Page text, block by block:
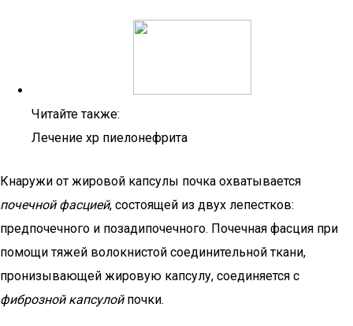
Читайте также:
Лечение хр пиелонефрита
Кнаружи от жировой капсулы почка охватывается
почечной фасцией, состоящей из двух лепестков:
предпочечного и позадипочечного. Почечная фасция при
помощи тяжей волокнистой соединительной ткани,
пронизывающей жировую капсулу, соединяется с
фиброзной капсулойпочки.